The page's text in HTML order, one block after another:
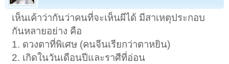
เห็นเค้าว่ากันว่าคนที่จะเห็นผีได้ มีสาเหตุประกอบ
กันหลายอย่าง คือ
1. ดวงตาที่พิเศษ (คนจีนเรียกว่าตาหยิน)
2. เกิดในวันเดือนปีและราศีที่อ่อน